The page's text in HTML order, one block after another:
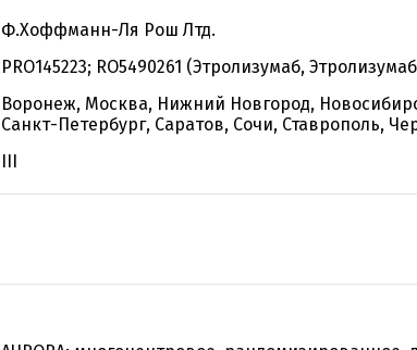
Ф.Хоффманн-Ля Рош Лтд.
PRO145223; RO5490261 (Этролизумаб,
Воронеж, Москва, Нижний Новгород,
Санкт-Петербург, Саратов, Сочи, Ставрополь,
III